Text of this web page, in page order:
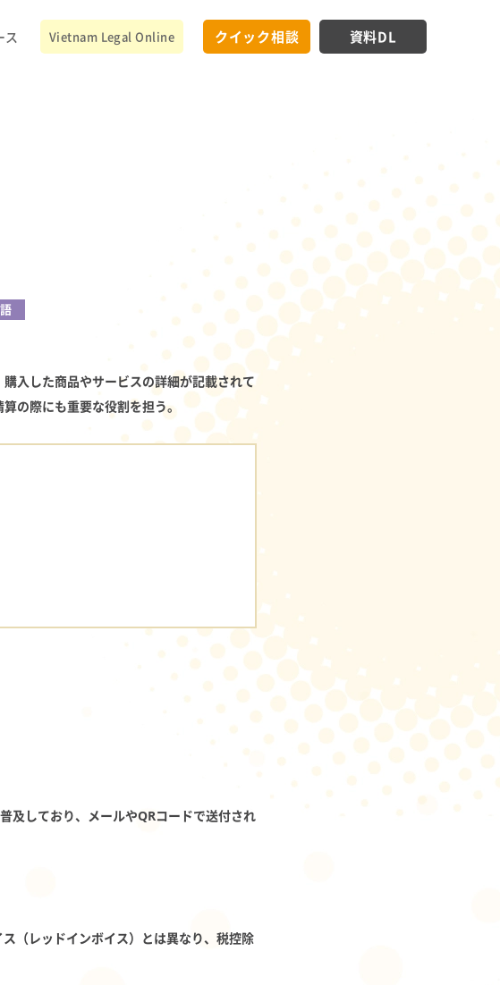
ス Vietnam Legal Online クイック相談 資料DL
入した商品やサービスの詳細が記載されて
の際にも重要な役割を担う。
及しており、メールやQRコードで送付され
（レッドインボイス）とは異なり、税控除